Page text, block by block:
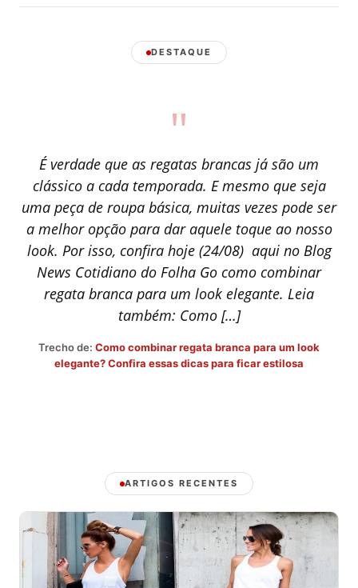
DESTAQUE
"
É verdade que as regatas brancas já são um
clássico a cada temporada. E mesmo que seja
uma peça de roupa básica, muitas vezes pode ser
a melhor opção para dar aquele toque ao nosso
look. Por isso, confira hoje (24/08) aqui no Blog
News Cotidiano do Folha Go como combinar
regata branca para um look elegante. Leia
também: Como […]
Trecho de: Como combinar regata branca para um look
elegante? Confira essas dicas para ficar estilosa
ARTIGOS RECENTES